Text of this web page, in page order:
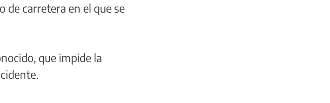
de carretera en el que se
que impide la